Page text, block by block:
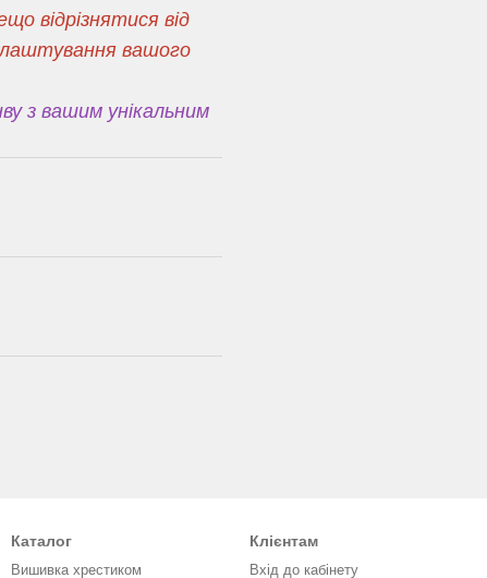
відрізнятися від
вашого
з вашим унікальним
Каталог
Вишивка хрестиком
Клієнтам
Вхід до кабінету